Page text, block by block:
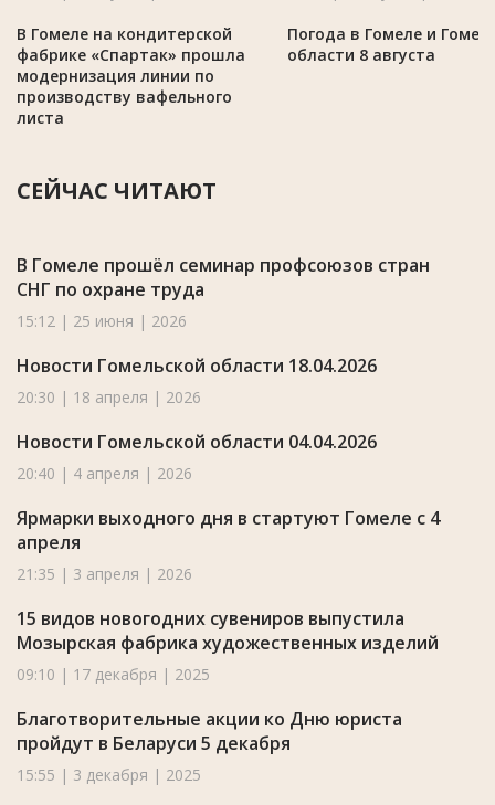
В Гомеле на кондитерской
фабрике «Спартак» прошла
модернизация линии по
производству вафельного
листа
Погода в Гомеле и
области 8 августа
СЕЙЧАС ЧИТАЮТ
В Гомеле прошёл семинар профсоюзов стран
СНГ по охране труда
15:12 | 25 июня | 2026
Новости Гомельской области 18.04.2026
20:30 | 18 апреля | 2026
Новости Гомельской области 04.04.2026
20:40 | 4 апреля | 2026
Ярмарки выходного дня в стартуют Гомеле с 4
апреля
21:35 | 3 апреля | 2026
15 видов новогодних сувениров выпустила
Мозырская фабрика художественных изделий
09:10 | 17 декабря | 2025
Благотворительные акции ко Дню юриста
пройдут в Беларуси 5 декабря
15:55 | 3 декабря | 2025